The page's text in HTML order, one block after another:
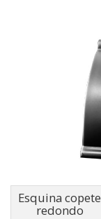
Esquina copete
redondo